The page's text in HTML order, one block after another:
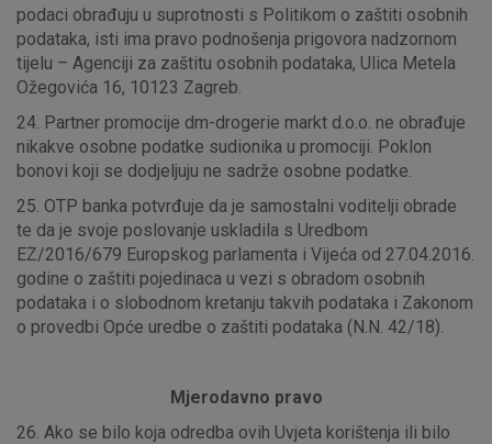
podaci obrađuju u suprotnosti s Politikom o zaštiti osobnih
podataka, isti ima pravo podnošenja prigovora nadzornom
tijelu – Agenciji za zaštitu osobnih podataka, Ulica Metela
Ožegovića 16, 10123 Zagreb.
24. Partner promocije dm-drogerie markt d.o.o. ne obrađuje
nikakve osobne podatke sudionika u promociji. Poklon
bonovi koji se dodjeljuju ne sadrže osobne podatke.
25. OTP banka potvrđuje da je samostalni voditelji obrade
te da je svoje poslovanje uskladila s Uredbom
EZ/2016/679 Europskog parlamenta i Vijeća od 27.04.2016.
godine o zaštiti pojedinaca u vezi s obradom osobnih
podataka i o slobodnom kretanju takvih podataka i Zakonom
o provedbi Opće uredbe o zaštiti podataka (N.N. 42/18).
Mjerodavno pravo
26. Ako se bilo koja odredba ovih Uvjeta korištenja ili bilo